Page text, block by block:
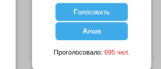
Проголосовало: 695 чел.